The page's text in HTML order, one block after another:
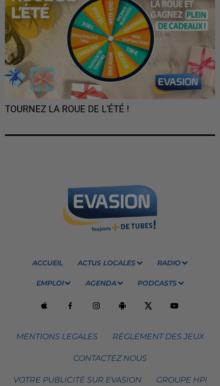
TOURNEZ LA ROUE DE L'ÉTÉ !
ACCUEIL ACTUS LOCALES RADIO
EMPLOI AGENDA PODCASTS
MENTIONS LEGALES RÈGLEMENT DES JEUX
CONTACTEZ NOUS
VOTRE PUBLICITÉ SUR EVASION GROUPE HPI